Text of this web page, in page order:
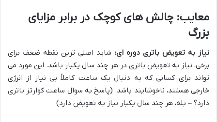
معایب: چالش های کوچک در برابر مزایای
بزرگ
نیاز به تعویض باتری دوره ای: شاید اصلی ترین نقطه ضعف برای
برخی، نیاز به تعویض باتری در هر چند سال یکبار باشد. این مورد می
تواند برای کسانی که به دنبال یک ساعت کاملاً بی نیاز از انرژی
خارجی هستند، ناخوشایند باشد. (پاسخ به سوال ساعت کوارتز باتری
دارد؟ – بله، هر چند سال یکبار نیاز به تعویض دارد)